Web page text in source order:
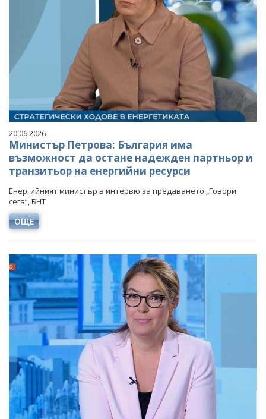
20.06.2026
Министър Петрова: България има
възможност да остане надежден партньор и
транзитьор на енергийни ресурси
Енергийният министър в интервю за предаването „Говори
сега“, БНТ
ОЩЕ